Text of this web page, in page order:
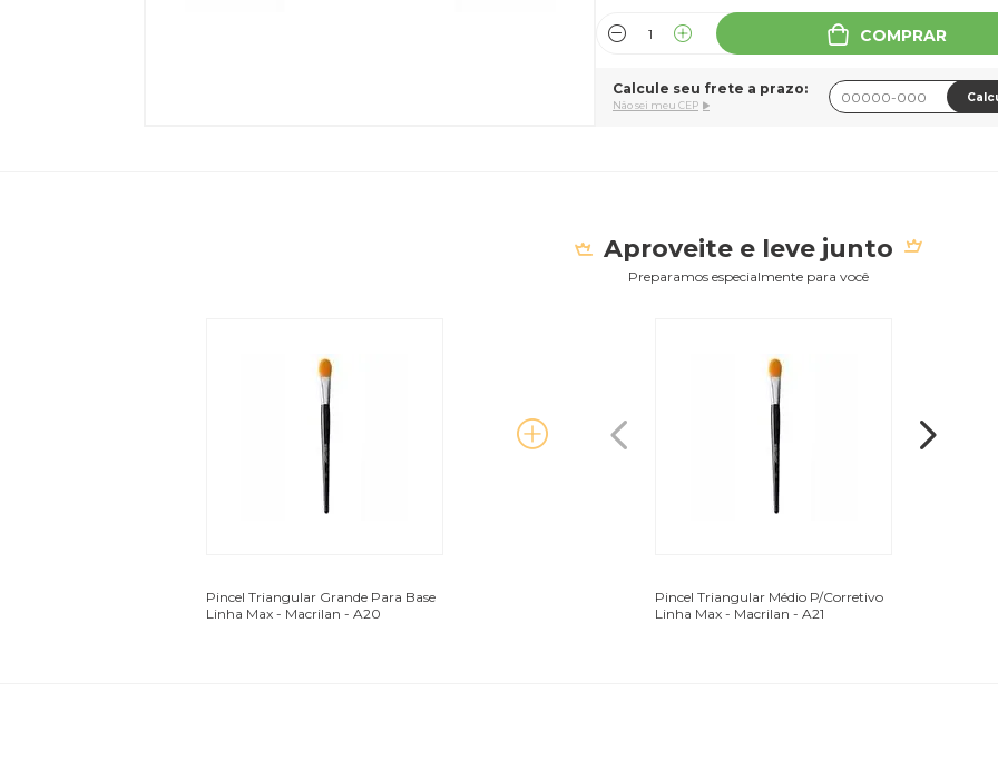
COMPRAR
Calcule seu frete a prazo:
Não sei meu CEP
Aproveite e leve junto
Preparamos especialmente para você
Pincel Triangular Grande Para Base
Linha Max - Macrilan - A20
Pincel Triangular Médio P/Corretivo
Linha Max - Macrilan - A21